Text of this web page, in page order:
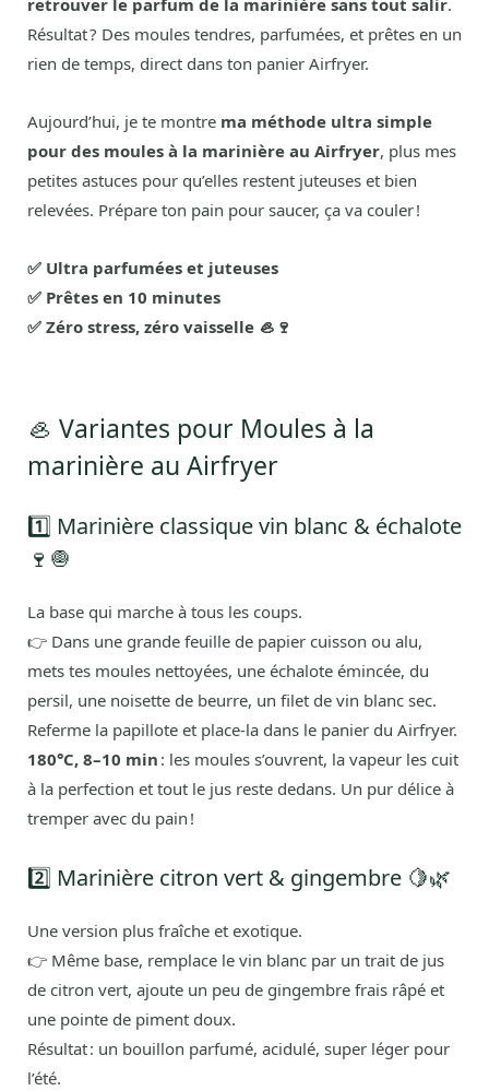
Résultat ? Des moules tendres, parfumées, et prêtes en un
rien de temps, direct dans ton panier Airfryer.
Aujourd’hui, je te montre ma méthode ultra simple
pour des moules à la marinière au Airfryer, plus mes
petites astuces pour qu’elles restent juteuses et bien
relevées. Prépare ton pain pour saucer, ça va couler !
✅ Ultra parfumées et juteuses
✅ Prêtes en 10 minutes
✅ Zéro stress, zéro vaisselle 🦪🍷
🦪 Variantes pour Moules à la
marinière au Airfryer
1️⃣ Marinière classique vin blanc & échalote
🍷🧅
La base qui marche à tous les coups.
👉 Dans une grande feuille de papier cuisson ou alu,
mets tes moules nettoyées, une échalote émincée, du
persil, une noisette de beurre, un filet de vin blanc sec.
Referme la papillote et place-la dans le panier du Airfryer.
180°C, 8–10 min : les moules s’ouvrent, la vapeur les cuit
à la perfection et tout le jus reste dedans. Un pur délice à
tremper avec du pain !
2️⃣ Marinière citron vert & gingembre 🍋🌿
Une version plus fraîche et exotique.
👉 Même base, remplace le vin blanc par un trait de jus
de citron vert, ajoute un peu de gingembre frais râpé et
une pointe de piment doux.
Résultat : un bouillon parfumé, acidulé, super léger pour
l’été.